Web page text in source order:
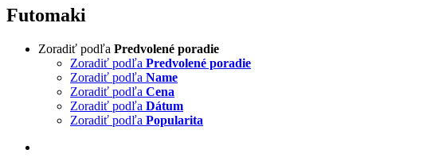
Futomaki
Zoradiť podľa Predvolené poradie
Zoradiť podľa Predvolené poradie
Zoradiť podľa Name
Zoradiť podľa Cena
Zoradiť podľa Dátum
Zoradiť podľa Popularita